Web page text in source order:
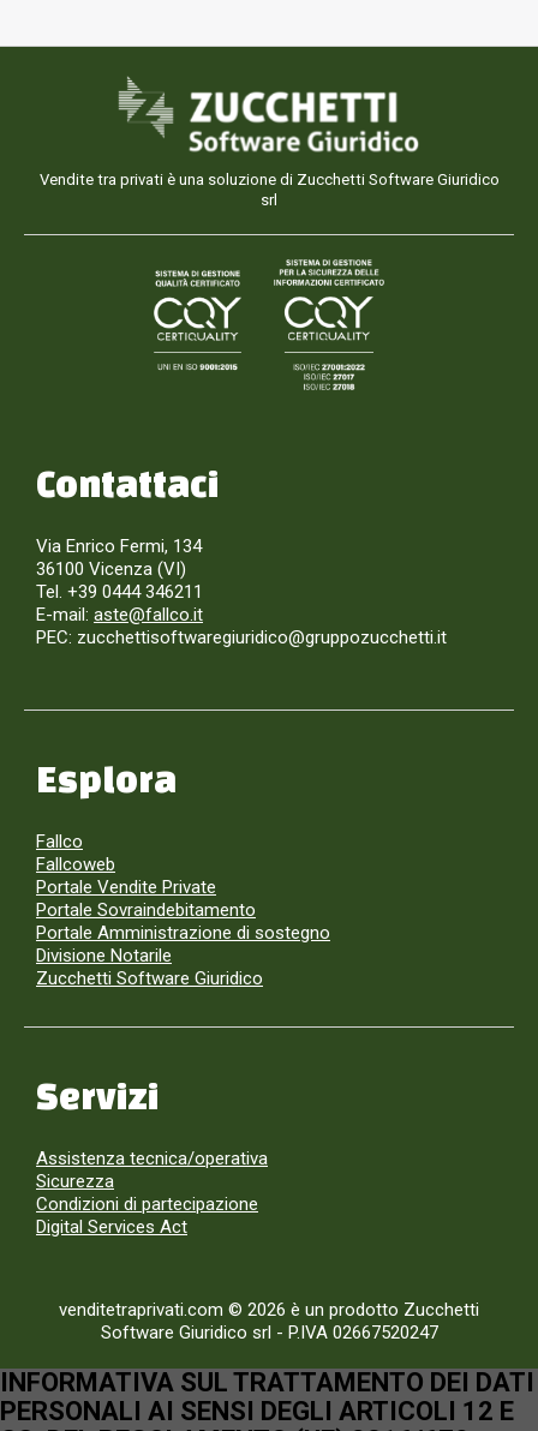
Vendite tra privati è una soluzione di Zucchetti Software Giuridico
srl
Contattaci
Via Enrico Fermi, 134
36100 Vicenza (VI)
Tel. +39 0444 346211
E-mail: aste@fallco.it
PEC: zucchettisoftwaregiuridico@gruppozucchetti.it
Esplora
Fallco
Fallcoweb
Portale Vendite Private
Portale Sovraindebitamento
Portale Amministrazione di sostegno
Divisione Notarile
Zucchetti Software Giuridico
Servizi
Assistenza tecnica/operativa
Sicurezza
Condizioni di partecipazione
Digital Services Act
venditetraprivati.com © 2026 è un prodotto Zucchetti
Software Giuridico srl - P.IVA 02667520247
INFORMATIVA SUL TRATTAMENTO DEI DATI
PERSONALI AI SENSI DEGLI ARTICOLI 12 E